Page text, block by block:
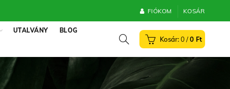
FIÓKOM KOSÁR
UTALVÁNY BLOG
0 / 0 Ft